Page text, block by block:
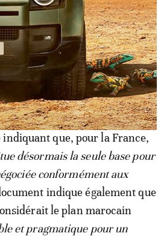
plus une. En face, le
que du Royaume-Uni au plan
Des appuis mis en avant
examinée.
français Emmanuel
que, pour la France,
désormais la seule base pour
conformément aux
indique également que
le plan marocain
et pragmatique pour un